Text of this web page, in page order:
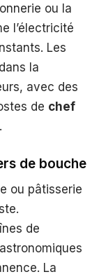
ou la
l’électricité
Les
la
avec des
de chef
de bouche
ou pâtisserie
de
La